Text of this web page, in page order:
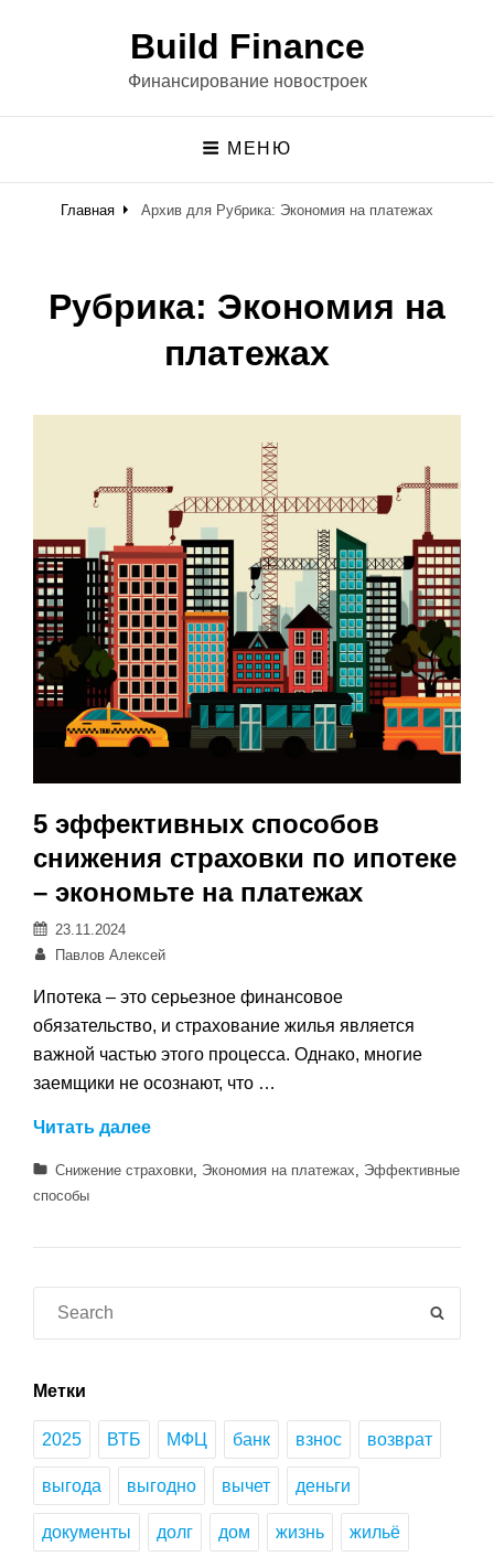
Build Finance
Финансирование новостроек
МЕНЮ
Главная Архив для Рубрика: Экономия на платежах
Рубрика: Экономия на
платежах
5 эффективных способов
снижения страховки по ипотеке
– экономьте на платежах
Posted
on
23.11.2024
Автор:
Павлов Алексей
Ипотека – это серьезное финансовое
обязательство, и страхование жилья является
важной частью этого процесса. Однако, многие
заемщики не осознают, что …
Читать далее5
способов
Категории
Снижение страховки Экономия на платежах
Эффективные
способы
Метки
2025 ВТБ МФЦ банк взнос возврат
выгода выгодно вычет деньги
документы долг дом жизнь жильё